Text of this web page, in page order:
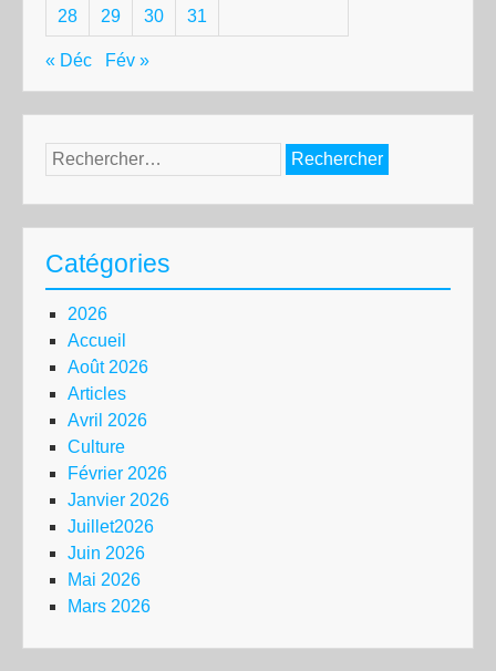
28 29 30 31
« Déc Fév »
Rechercher :
Catégories
2026
Accueil
Août 2026
Articles
Avril 2026
Culture
Février 2026
Janvier 2026
Juillet2026
Juin 2026
Mai 2026
Mars 2026